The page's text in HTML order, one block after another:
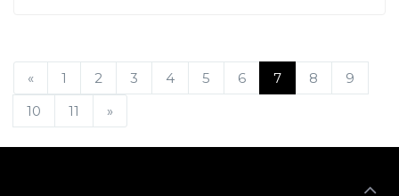
« 1 2 3 4 5 6 7 8
9
10
11 »